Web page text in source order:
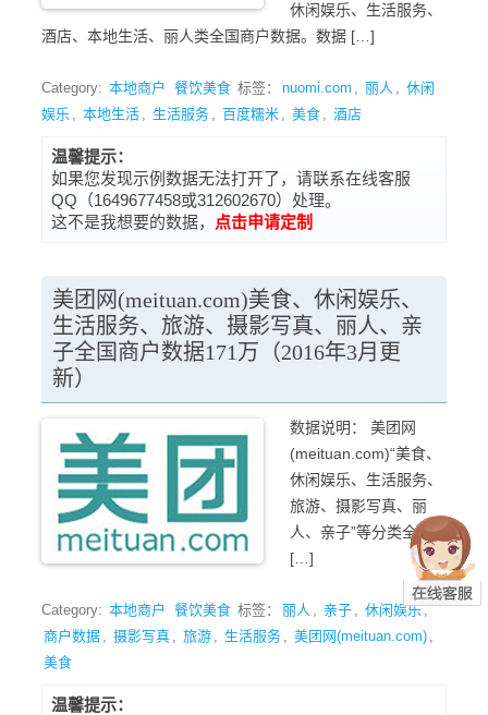
休闲娱乐、生活服务、
酒店、本地生活、丽人类全国商户数据。数据 […]
Category: 本地商户 餐饮美食 标签： nuomi.com , 丽人 , 休闲
娱乐 , 本地生活 , 生活服务 , 百度糯米 , 美食 , 酒店
温馨提示：
如果您发现示例数据无法打开了，请联系在线客服
QQ（1649677458或312602670）处理。
这不是我想要的数据，
点击申请定制
美团网(meituan.com)美食、休闲娱乐、
生活服务、旅游、摄影写真、丽人、亲
子全国商户数据171万（2016年3月更
新）
数据说明： 美团网
(meituan.com)“美食、
休闲娱乐、生活服务、
旅游、摄影写真、丽
人、亲子”等分类全国
[…]
Category: 本地商户 餐饮美食 标签： 丽人 , 亲子 , 休闲娱乐,
商户数据 , 摄影写真 , 旅游 , 生活服务 , 美团网(meituan.com) ,
美食
温馨提示：